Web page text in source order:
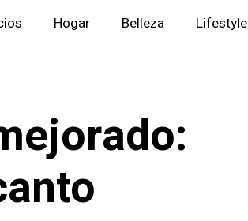
Hogar Belleza Lifestyle